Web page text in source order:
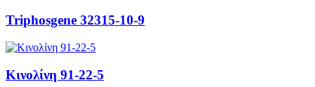
Triphosgene 32315-10-9
Κινολίνη 91-22-5